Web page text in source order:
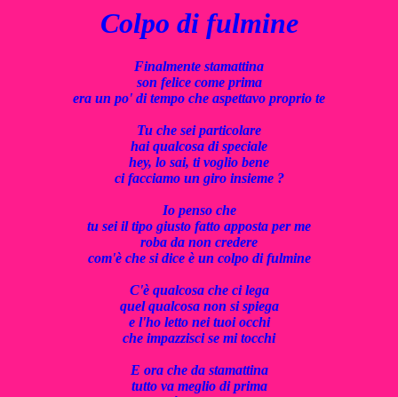
Colpo di fulmine
Finalmente stamattina
son felice come prima
era un po' di tempo che aspettavo proprio te
Tu che sei particolare
hai qualcosa di speciale
hey, lo sai, ti voglio bene
ci facciamo un giro insieme ?
Io penso che
tu sei il tipo giusto fatto apposta per me
roba da non credere
com'è che si dice è un colpo di fulmine
C'è qualcosa che ci lega
quel qualcosa non si spiega
e l'ho letto nei tuoi occhi
che impazzisci se mi tocchi
E ora che da stamattina
tutto va meglio di prima